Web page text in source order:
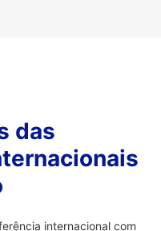
das
internacional com